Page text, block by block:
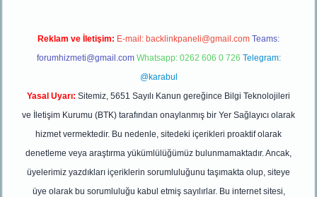
Reklam ve İletişim: E-mail: backlinkpaneli@gmail.com Teams:
forumhizmeti@gmail.com Whatsapp: 0262 606 0 726 Telegram:
@karabul
Yasal Uyarı: Sitemiz, 5651 Sayılı Kanun gereğince Bilgi Teknolojileri
ve İletişim Kurumu (BTK) tarafından onaylanmış bir Yer Sağlayıcı olarak
hizmet vermektedir. Bu nedenle, sitedeki içerikleri proaktif olarak
denetleme veya araştırma yükümlülüğümüz bulunmamaktadır. Ancak,
üyelerimiz yazdıkları içeriklerin sorumluluğunu taşımakta olup, siteye
üye olarak bu sorumluluğu kabul etmiş sayılırlar. Bu internet sitesi,